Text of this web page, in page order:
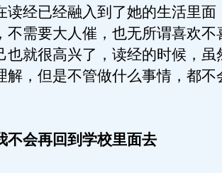
读经已经融入到了她的生活里面
不需要大人催，也无所谓喜欢不
也就很高兴了，读经的时候，虽
解，但是不管做什么事情，都不
不会再回到学校里面去